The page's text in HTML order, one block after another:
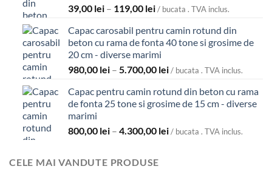
39,00 lei – 119,00 leiInterval
prețuri:
39,00 lei
până
la
/ bucata . TVA inclus.
Capac carosabil pentru camin rotund din
beton cu rama de fonta 40 tone si grosime de
20 cm - diverse marimi
980,00 lei – 5.700,00 leiInterval
prețuri:
980,00 lei
la
/ bucata . TVA inclus.
Capac pentru camin rotund din beton cu rama
de fonta 25 tone si grosime de 15 cm - diverse
marimi
800,00 lei – 4.300,00 leiInterval
/ bucata . TVA inclus.
CELE MAI VANDUTE PRODUSE